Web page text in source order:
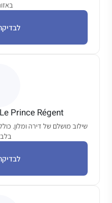
Prince Régent
שילוב מושלם של דירה ומלון.